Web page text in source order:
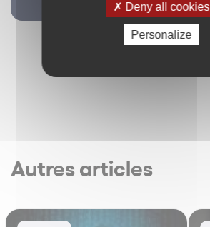
Autres articles
Deny all cookies
Personalize